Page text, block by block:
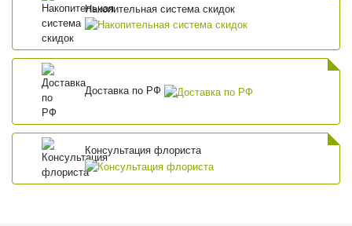
Накопительная система скидок
Доставка по РФ
Консультация флориста